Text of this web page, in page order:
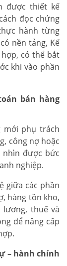
được thiết kế
đọc chứng
hành từng
nền tảng, Kế
có thể bắt
khi vào phần
bán hàng
mới phụ trách
công nợ hoặc
được bức
nghiệp.
giữa các phần
hàng tồn kho,
thuế và
để nâng cấp
– hành chính